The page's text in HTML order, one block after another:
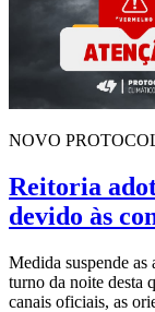
NOVO
Reitoria
devido às
Medida suspende
turno da noite desta
canais oficiais, as